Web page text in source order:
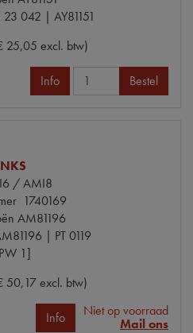
23 042 | AY81151
25,05 excl. btw)
Info Bestel
/ AMI8
1740169
AM81196
| PT 0119
1]
50,17 excl. btw)
Info
Niet op voorraad
Mail ons